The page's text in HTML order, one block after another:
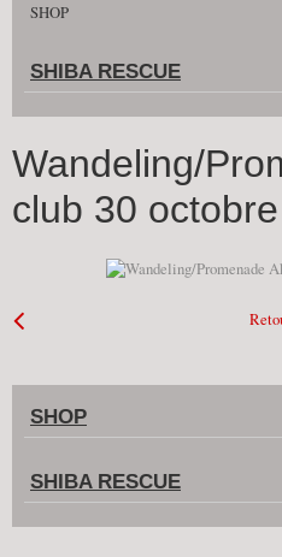
SHOP
SHIBA RESCUE
Wandeling/
club 30
SHOP
SHIBA RESCUE